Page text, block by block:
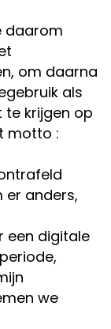
daarom
om daarna
als
te krijgen op
motto :
er anders,
een digitale
we